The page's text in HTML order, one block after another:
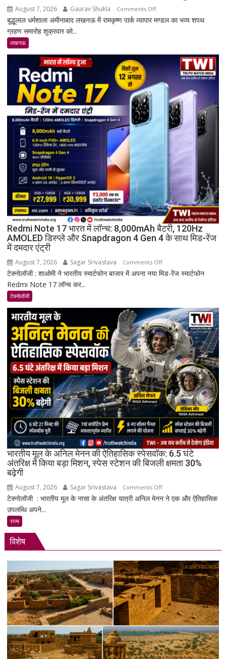
August 7, 2026 Gaurav Shukla Comments Offon
रामकृष्ण
शपथ
बुद्धूलाल धर्मशाला अमीनाबाद लखनऊ में रामकृष्ण पार्क व्यापार मण्डल का भव्य शपथ
ग्रहण समारोह शुक्रवार को...
लखनऊ
Redmi Note 17 भारत में लॉन्च: 8,000mAh बैटरी, 120Hz
AMOLED डिस्प्ले और Snapdragon 4 Gen 4 के साथ मिड-रेंज
में दमदार एंट्री
August 7, 2026 Sagar Srivastava Comments Offon
Redmi
भारत
में
लॉन्च:
8,000mAh
बैटरी,
120Hz
AMOLED
डिस्प्ले
और
Snapdragon
4
Gen
4
के
साथ
रेंज
में
टेक्नोलॉजी : शाओमी ने भारतीय स्मार्टफोन बाजार में अपना नया मिड-रेंज स्मार्टफोन
Redmi Note 17 लॉन्च कर...
टेक्नोलॉजी
भारतीय मूल के अनिल मेनन की ऐतिहासिक स्पेसवॉक: 6.5 घंटे
अंतरिक्ष में किया बड़ा मिशन, स्पेस स्टेशन की बिजली क्षमता 30%
बढ़ेगी
August 7, 2026 Sagar Srivastava Comments Offon
भारतीय
ऐतिहासिक
स्पेसवॉक:
6.5
घंटे
अंतरिक्ष
में
किया
बड़ा
मिशन,
टेक्नोलॉजी : भारतीय मूल के नासा के अंतरिक्ष यात्री अनिल मेनन ने एक और ऐतिहासिक
उपलब्धि अपने...
राज्य
विशेष